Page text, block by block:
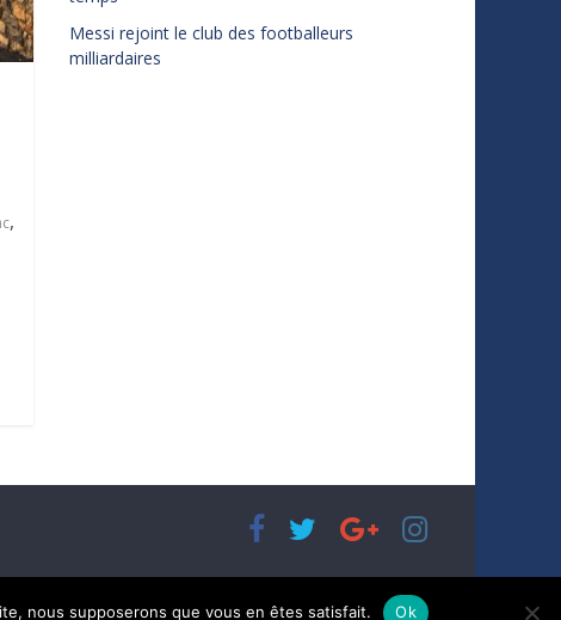
,
Messi rejoint le club des footballeurs
milliardaires
nous supposerons que vous en êtes satisfait. Ok